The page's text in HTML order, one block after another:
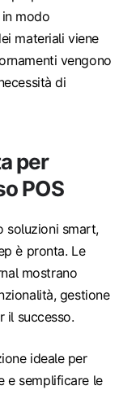
modo
materiali viene
vengono
di
per
POS
soluzioni smart,
è pronta. Le
mostrano
gestione
il successo.
ideale per
e semplificare le